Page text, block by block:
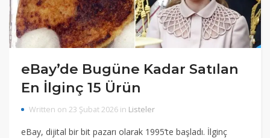
eBay’de Bugüne Kadar Satılan
En İlginç 15 Ürün
Written on 23 Şubat 2026 in Listeler
eBay, dijital bir bit pazarı olarak 1995’te başladı. İlginç